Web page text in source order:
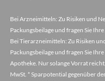
Bei Arzneimitteln: Zu Risiken und
Packungsbeilage und fragen Sie
Bei Tierarzneimitteln: Zu Risiken
Packungsbeilage und fragen Sie
Apotheke. Nur solange Vorrat
MwSt. * Sparpotential gegenüber